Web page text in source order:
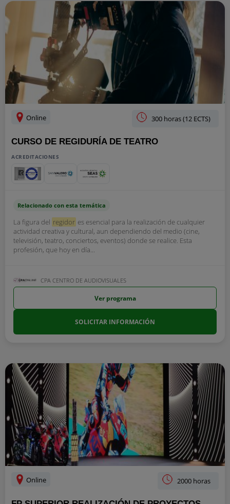
Online 300 horas (12 ECTS)
CURSO DE REGIDURÍA DE TEATRO
ACREDITACIONES
Relacionado con esta temática
La figura del regidor es esencial para la realización de cualquier
actividad creativa y cultural, aun dependiendo del medio (cine,
televisión, teatro, conciertos, eventos) donde se realice. Esta
profesión, que hoy en día...
CPA CENTRO DE AUDIOVISUALES
Ver programa
SOLICITAR INFORMACIÓN
Online 2000 horas